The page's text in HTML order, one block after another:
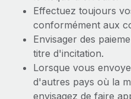
Effectuez toujours
conformément aux
Envisager des
titre d'incitation.
Lorsque vous
d'autres pays où la
envisagez de faire